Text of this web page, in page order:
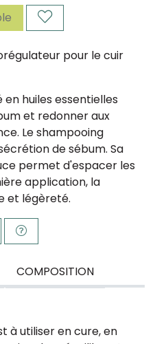
pour le cuir
huiles essentielles
et redonner aux
Le shampooing
de sébum. Sa
permet d'espacer les
application, la
et légèreté.
COMPOSITION
à utiliser en cure, en